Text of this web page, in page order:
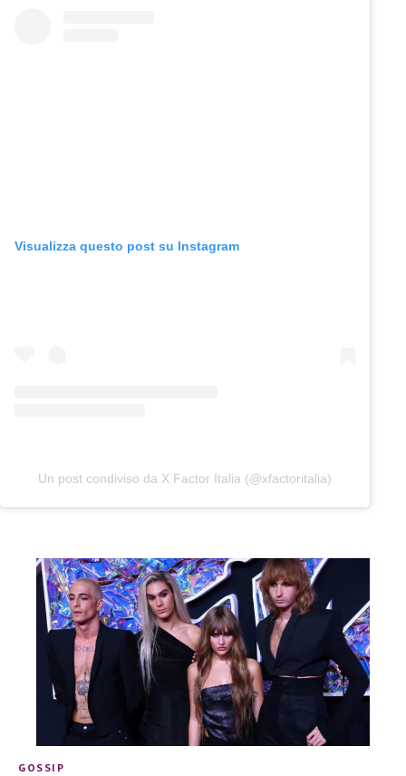
Visualizza questo post su Instagram
Un post condiviso da X Factor Italia (@xfactoritalia)
GOSSIP